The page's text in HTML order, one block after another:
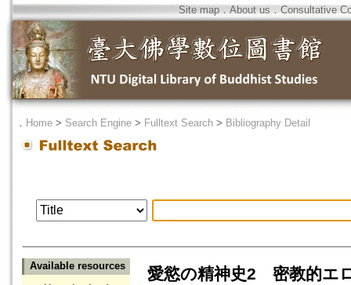
Site map．About us ． Consultative
． Home > Search Engine > Fulltext Search > Bibliography Detail
Available resources
愛慾の精神史2 密教的エ